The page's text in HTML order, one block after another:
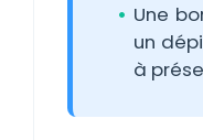
Une
un
à